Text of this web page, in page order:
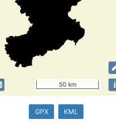
50 km i
GPX KML